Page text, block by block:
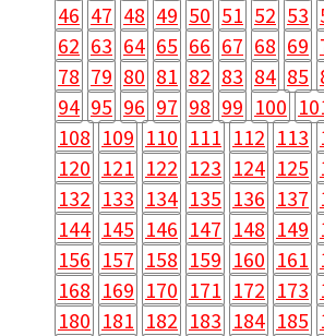
46 47 48 49 50 51 52 53
62 63 64 65 66 67 68 69
78 79 80 81 82 83 84 85
94 95 96 97 98 99 100
108 109 110 111 112 113
120 121 122 123 124 125
132 133 134 135 136 137
144 145 146 147 148 149
156 157 158 159 160 161
168 169 170 171 172 173
180 181 182 183 184 185